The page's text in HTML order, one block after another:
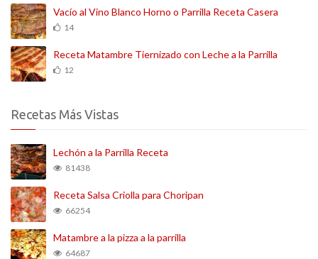
Vacío al Vino Blanco Horno o Parrilla Receta Casera
14
Receta Matambre Tiernizado con Leche a la Parrilla
12
Recetas Más Vistas
Lechón a la Parrilla Receta
81438
Receta Salsa Criolla para Choripan
66254
Matambre a la pizza a la parrilla
64687